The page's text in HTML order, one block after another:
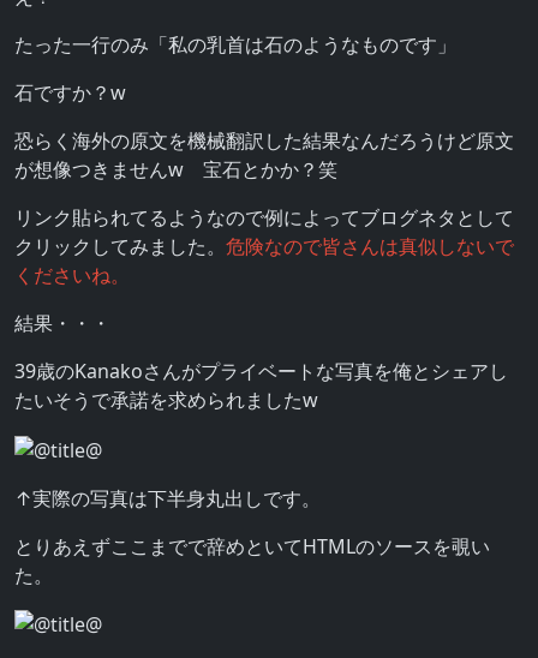
たった一行のみ「私の乳首は石のようなものです」
石ですか？w
恐らく海外の原文を機械翻訳した結果なんだろうけど原文
が想像つきませんw 宝石とかか？笑
リンク貼られてるようなので例によってブログネタとして
クリックしてみました。 危険なので皆さんは真似しないで
くださいね。
結果・・・
39歳のKanakoさんがプライベートな写真を俺とシェアし
たいそうで承諾を求められましたw
↑実際の写真は下半身丸出しです。
とりあえずここまでで辞めといてHTMLのソースを覗い
た。